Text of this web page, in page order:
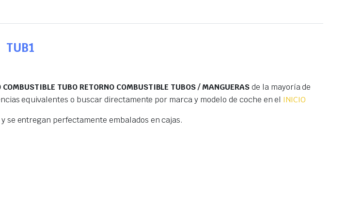
TUB1
COMBUSTIBLE TUBO RETORNO COMBUSTIBLE TUBOS / MANGUERASde la mayoría de
equivalentes o buscar directamente por marca y modelo de coche en el INICIO
y se entregan perfectamente embalados en cajas.